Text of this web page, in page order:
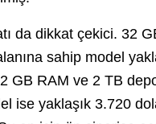
da dikkat çekici. 32
sahip model
GB RAM ve 2 TB
ise yaklaşık 3.720